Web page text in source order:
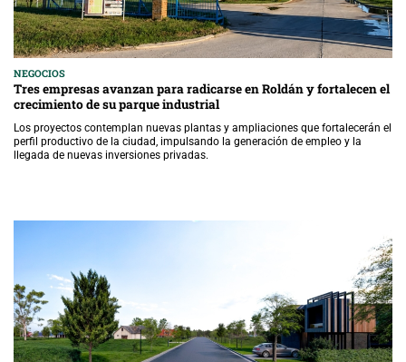
NEGOCIOS
Tres empresas avanzan para radicarse en Roldán y fortalecen el
crecimiento de su parque industrial
Los proyectos contemplan nuevas plantas y ampliaciones que fortalecerán el
perfil productivo de la ciudad, impulsando la generación de empleo y la
llegada de nuevas inversiones privadas.